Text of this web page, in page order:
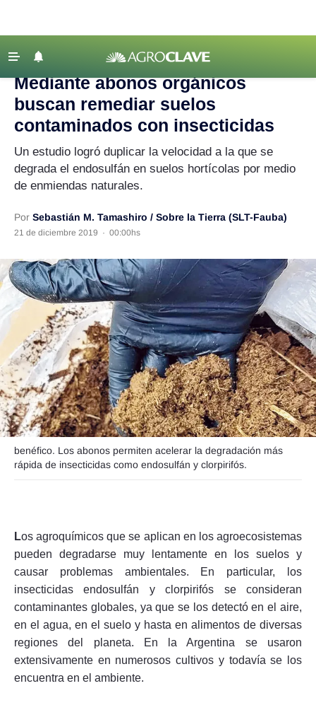
Ganadería
Lechería
Tecnología
Maquinaria agrícola
Agenda
Clima
Agronegocios
Mercados
Seguinos
‹ VOLVER
Agroclave
Mediante abonos orgánicos
buscan remediar suelos
contaminados con insecticidas
Un estudio logró duplicar la velocidad a la que se
degrada el endosulfán en suelos hortícolas por medio
de enmiendas naturales.
Por Sebastián M. Tamashiro / Sobre la Tierra (SLT-Fauba)
21 de diciembre 2019 · 00:00hs
benéfico. Los abonos permiten acelerar la degradación más
rápida de insecticidas como endosulfán y clorpirifós.
Los agroquímicos que se aplican en los agroecosistemas
pueden degradarse muy lentamente en los suelos y
causar problemas ambientales. En particular, los
insecticidas endosulfán y clorpirifós se consideran
contaminantes globales, ya que se los detectó en el aire,
en el agua, en el suelo y hasta en alimentos de diversas
regiones del planeta. En la Argentina se usaron
extensivamente en numerosos cultivos y todavía se los
encuentra en el ambiente.